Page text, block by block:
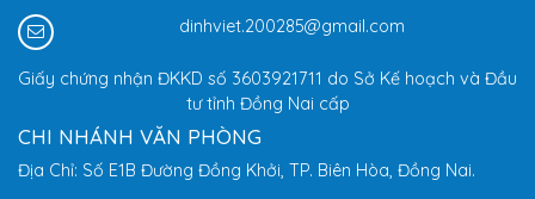
dinhviet.200285@gmail.com
Giấy chứng nhận ĐKKD số 3603921711 do Sở Kế hoạch và Đầu
tư tỉnh Đồng Nai cấp
CHI NHÁNH VĂN PHÒNG
Địa Chỉ: Số E1B Đường Đồng Khởi, TP. Biên Hòa, Đồng Nai.